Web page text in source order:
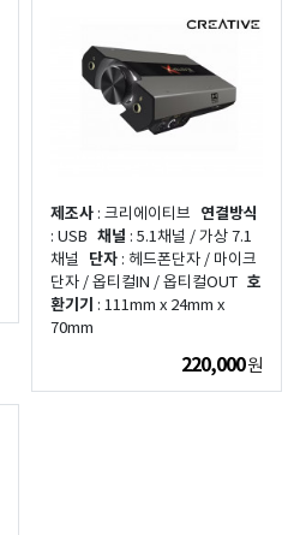
제조사 : 크리에이티브 연결방식
: USB 채널 : 5.1채널 / 가상 7.1
채널
단자 : 헤드폰단자 / 마이크
단자 / 옵티컬IN / 옵티컬OUT 호
환기기 : 111mm x 24mm x
70mm
220,000원